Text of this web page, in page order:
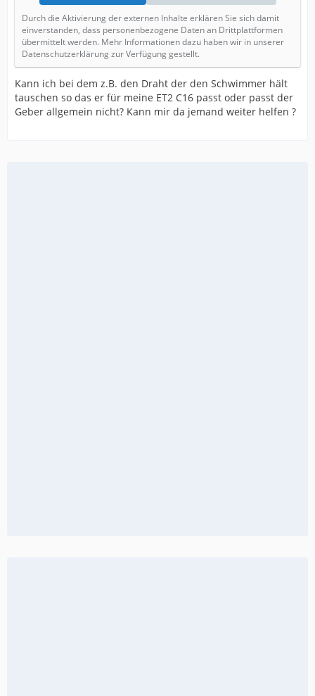
Durch die Aktivierung der externen Inhalte erklären Sie sich damit
einverstanden, dass personenbezogene Daten an Drittplattformen
übermittelt werden. Mehr Informationen dazu haben wir in unserer
Datenschutzerklärung zur Verfügung gestellt.
Kann ich bei dem z.B. den Draht der den Schwimmer hält
tauschen so das er für meine ET2 C16 passt oder passt der
Geber allgemein nicht? Kann mir da jemand weiter helfen ?